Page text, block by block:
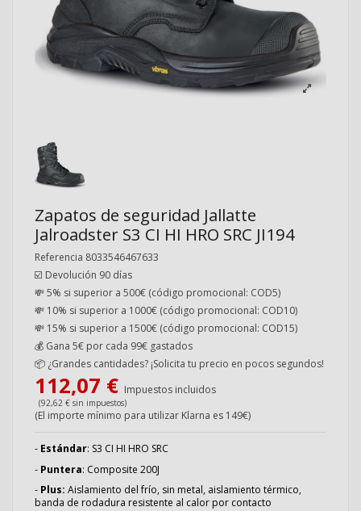
Zapatos de seguridad Jallatte
Jalroadster S3 CI HI HRO SRC JI194
Referencia 8033546467633
☑️ Devolución 90 días
💸 5% si superior a 500€ (código promocional: COD5)
💸 10% si superior a 1000€ (código promocional: COD10)
💸 15% si superior a 1500€ (código promocional: COD15)
💰 Gana 5€ por cada 99€ gastados
📦 ¿Grandes cantidades? ¡Solicita tu precio en pocos segundos!
112,07 € Impuestos incluidos
(92,62 € sin impuestos)
(El importe mínimo para utilizar Klarna es 149€)
- Estándar: S3 CI HI HRO SRC
- Puntera: Composite 200J
- Plus: Aislamiento del frío, sin metal, aislamiento térmico,
banda de rodadura resistente al calor por contacto